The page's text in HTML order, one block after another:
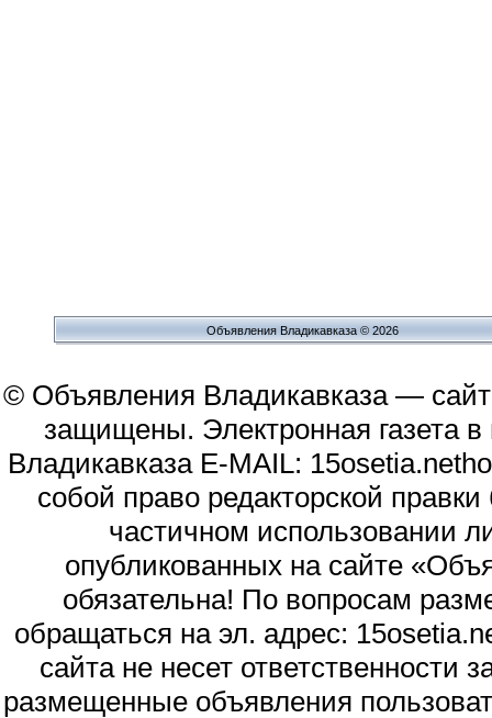
Объявления Владикавказа © 2026
© Объявления Владикавказа —
защищены. Электронная газета
Владикавказа E-MAIL:
собой право редакторской
частичном использовании
опубликованных на сайте
обязательна! По вопросам
обращаться на эл. адрес:
сайта не несет
размещенные объявления